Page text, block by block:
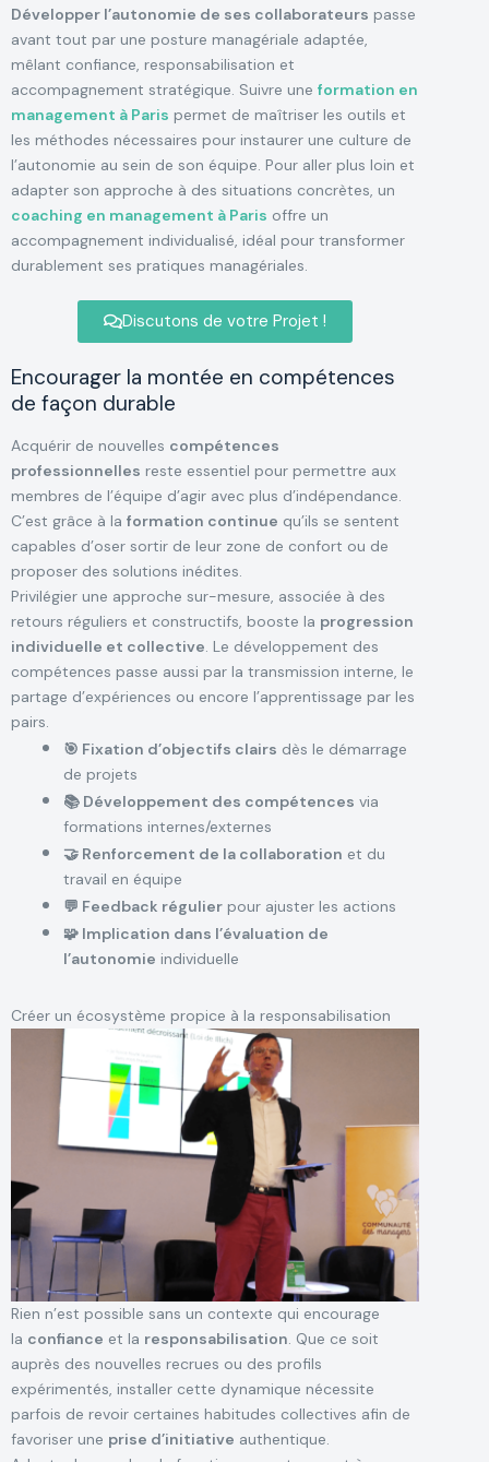
Développer l’autonomie de ses collaborateurs passe
avant tout par une posture managériale adaptée,
mêlant confiance, responsabilisation et
accompagnement stratégique. Suivre une formation en
management à Paris permet de maîtriser les outils et
les méthodes nécessaires pour instaurer une culture de
l’autonomie au sein de son équipe. Pour aller plus loin et
adapter son approche à des situations concrètes, un
coaching en management à Paris offre un
accompagnement individualisé, idéal pour transformer
durablement ses pratiques managériales.
Discutons de votre Projet !
Encourager la montée en compétences
de façon durable
Acquérir de nouvelles compétences
professionnelles reste essentiel pour permettre aux
membres de l’équipe d’agir avec plus d’indépendance.
C’est grâce à la formation continue qu’ils se sentent
capables d’oser sortir de leur zone de confort ou de
proposer des solutions inédites.
Privilégier une approche sur-mesure, associée à des
retours réguliers et constructifs, booste la progression
individuelle et collective. Le développement des
compétences passe aussi par la transmission interne, le
partage d’expériences ou encore l’apprentissage par les
pairs.
🎯 Fixation d’objectifs clairs dès le démarrage
de projets
📚 Développement des compétences via
formations internes/externes
🤝 Renforcement de la collaboration et du
travail en équipe
💬 Feedback régulier pour ajuster les actions
🧩 Implication dans l’évaluation de
l’autonomie individuelle
Créer un écosystème propice à la responsabilisation
Rien n’est possible sans un contexte qui encourage
la confiance et la responsabilisation . Que ce soit
auprès des nouvelles recrues ou des profils
expérimentés, installer cette dynamique nécessite
parfois de revoir certaines habitudes collectives afin de
favoriser une prise d’initiative authentique.